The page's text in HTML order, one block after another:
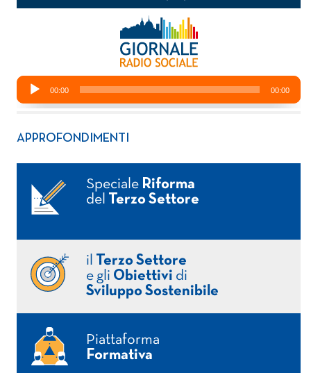
APPROFONDIMENTI
Speciale Riforma
del
Terzo Settore
il
Terzo Settore
e gli Obiettivi di
Sviluppo Sostenibile
Piattaforma
Formativa